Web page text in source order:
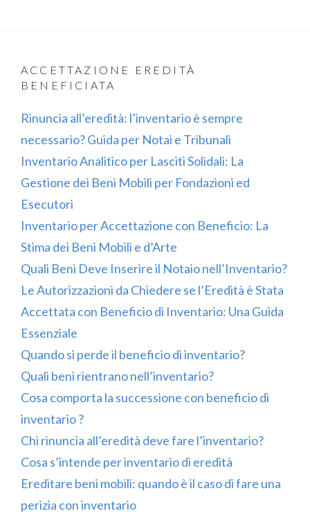
ACCETTAZIONE EREDITÀ
BENEFICIATA
Rinuncia all’eredità: l’inventario è sempre
necessario? Guida per Notai e Tribunali
Inventario Analitico per Lasciti Solidali: La
Gestione dei Beni Mobili per Fondazioni ed
Esecutori
Inventario per Accettazione con Beneficio: La
Stima dei Beni Mobili e d’Arte
Quali Beni Deve Inserire il Notaio nell’Inventario?
Le Autorizzazioni da Chiedere se l’Eredità è Stata
Accettata con Beneficio di Inventario: Una Guida
Essenziale
Quando si perde il beneficio di inventario?
Quali beni rientrano nell’inventario?
Cosa comporta la successione con beneficio di
inventario ?
Chi rinuncia all’eredità deve fare l’inventario?
Cosa s’intende per inventario di eredità
Ereditare beni mobili: quando è il caso di fare una
perizia con inventario